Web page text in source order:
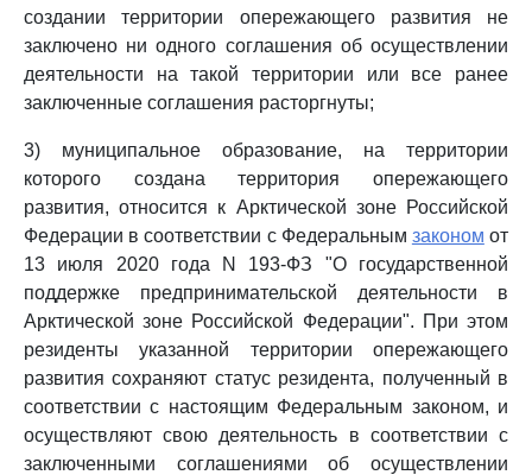
создании территории опережающего развития не
заключено ни одного соглашения об осуществлении
деятельности на такой территории или все ранее
заключенные соглашения расторгнуты;
3) муниципальное образование, на территории
которого создана территория опережающего
развития, относится к Арктической зоне Российской
Федерации в соответствии с Федеральным законом от
13 июля 2020 года N 193-ФЗ "О государственной
поддержке предпринимательской деятельности в
Арктической зоне Российской Федерации". При этом
резиденты указанной территории опережающего
развития сохраняют статус резидента, полученный в
соответствии с настоящим Федеральным законом, и
осуществляют свою деятельность в соответствии с
заключенными соглашениями об осуществлении